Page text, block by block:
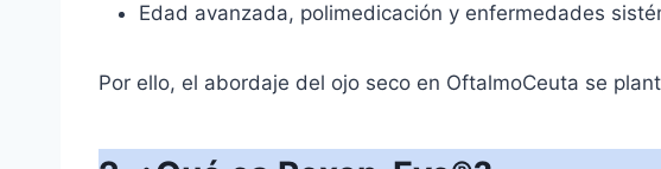
Edad avanzada, polimedicación y enfermedades
Por ello, el abordaje del ojo seco en OftalmoCeuta se